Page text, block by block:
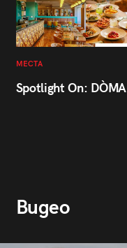
МЕСТА
Spotlight On: DÒMA
Видео